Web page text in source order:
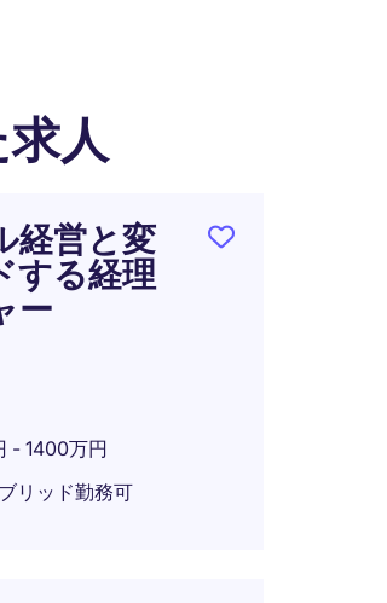
人
経営と変
する経理
ー
- 1400万円
リッド勤務可